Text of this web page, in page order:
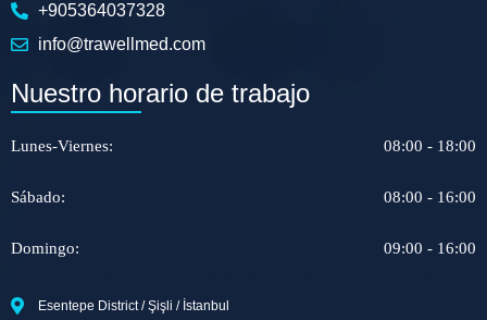
+905364037328
info@trawellmed.com
Nuestro horario de trabajo
Lunes-Viernes: 08:00 - 18:00
Sábado: 08:00 - 16:00
Domingo: 09:00 - 16:00
Esentepe District / Şişli / İstanbul